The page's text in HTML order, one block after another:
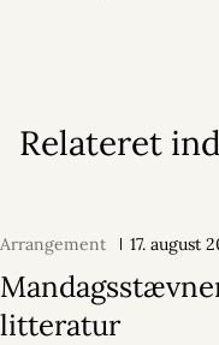
Relateret
Arrangement 17. august
litteratur